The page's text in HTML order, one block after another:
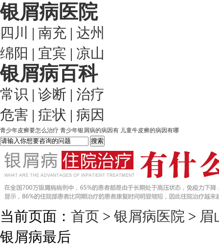
银屑病医院
四川 | 南充 | 达州
绵阳 | 宜宾 | 凉山
银屑病百科
常识 | 诊断 | 治疗
危害 | 症状 | 病因
青少年皮癣要怎么治疗 青少年银屑病的病因有 儿童牛皮癣的病因有哪
当前页面： 首页 > 银屑病医院 > 眉
银屑病最后